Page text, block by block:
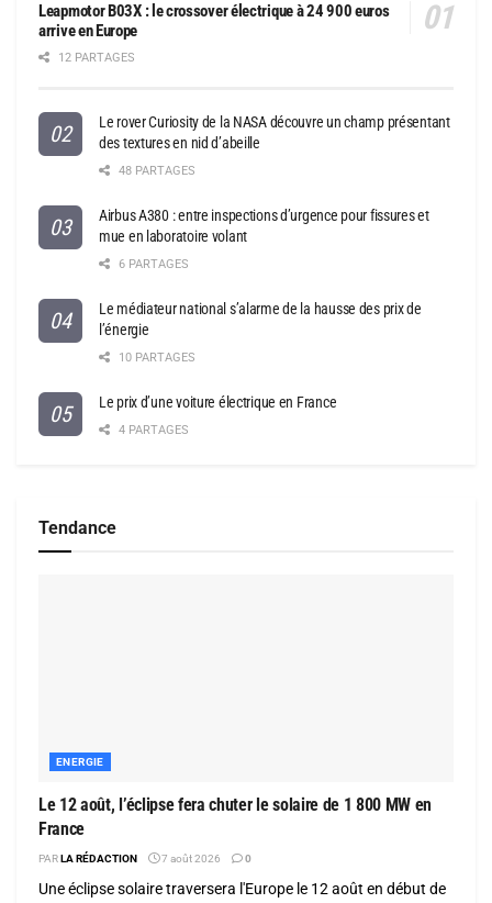
Leapmotor B03X : le crossover électrique à 24 900 euros
arrive en Europe
12 PARTAGES
Le rover Curiosity de la NASA découvre un champ présentant
des textures en nid d’abeille
48 PARTAGES
Airbus A380 : entre inspections d’urgence pour fissures et
mue en laboratoire volant
6 PARTAGES
Le médiateur national s’alarme de la hausse des prix de
l’énergie
10 PARTAGES
Le prix d’une voiture électrique en France
4 PARTAGES
Tendance
ENERGIE
Le 12 août, l’éclipse fera chuter le solaire de 1 800 MW en
France
PAR LA RÉDACTION 7 août 2026 0
Une éclipse solaire traversera l'Europe le 12 août en début de